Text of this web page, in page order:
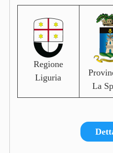
Regione
Liguria
La